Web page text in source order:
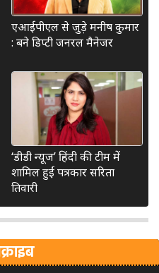
एआईपीएल से जुड़े मनीष कुमार
: बने डिप्टी जनरल मैनेजर
‘डीडी न्यूज’ हिंदी की टीम में
शामिल हुईं पत्रकार सरिता
तिवारी